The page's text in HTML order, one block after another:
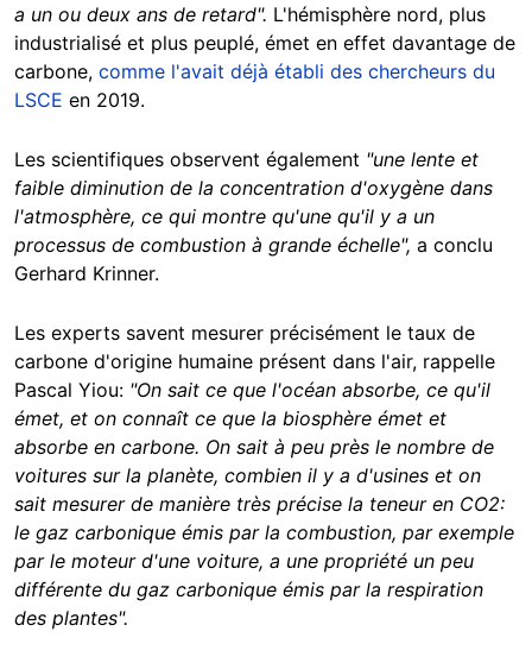
a un ou deux ans de retard". L'hémisphère nord, plus
industrialisé et plus peuplé, émet en effet davantage de
carbone, comme l'avait déjà établi des chercheurs du
LSCE en 2019.
Les scientifiques observent également "une lente et
faible diminution de la concentration d'oxygène dans
l'atmosphère, ce qui montre qu'une qu'il y a un
processus de combustion à grande échelle", a conclu
Gerhard Krinner.
Les experts savent mesurer précisément le taux de
carbone d'origine humaine présent dans l'air, rappelle
Pascal Yiou: "On sait ce que l'océan absorbe, ce qu'il
émet, et on connaît ce que la biosphère émet et
absorbe en carbone. On sait à peu près le nombre de
voitures sur la planète, combien il y a d'usines et on
sait mesurer de manière très précise la teneur en CO2:
le gaz carbonique émis par la combustion, par exemple
par le moteur d'une voiture, a une propriété un peu
différente du gaz carbonique émis par la respiration
des plantes".